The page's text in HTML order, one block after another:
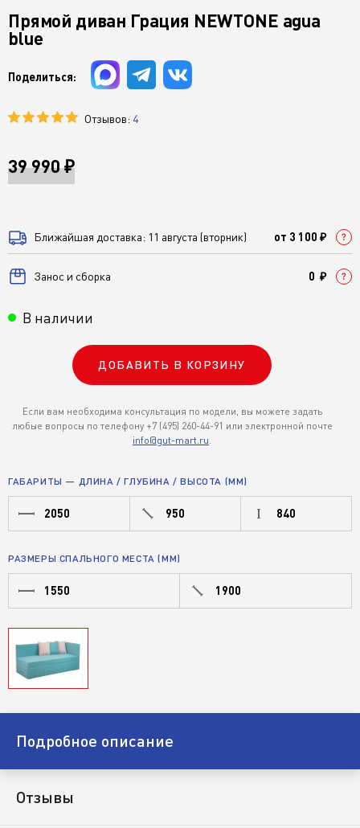
Прямой диван Грация NEWTONE agua
blue
Поделиться:
Отзывов: 4
39 990 ₽
Ближайшая доставка: 11 августа (вторник) от 3 100 ₽
Занос и сборка 0 ₽
В наличии
ДОБАВИТЬ В КОРЗИНУ
Если вам необходима консультация по модели, вы можете задать
любые вопросы по телефону +7 (495) 260-44-91 или электронной почте
info@gut-mart.ru.
ГАБАРИТЫ — ДЛИНА / ГЛУБИНА / ВЫСОТА (ММ)
2050 950 840
РАЗМЕРЫ СПАЛЬНОГО МЕСТА (ММ)
1550 1900
Подробное описание
Отзывы